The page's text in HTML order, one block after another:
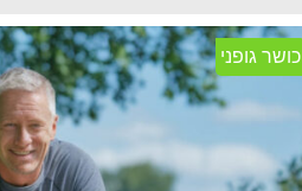
כושר גופני